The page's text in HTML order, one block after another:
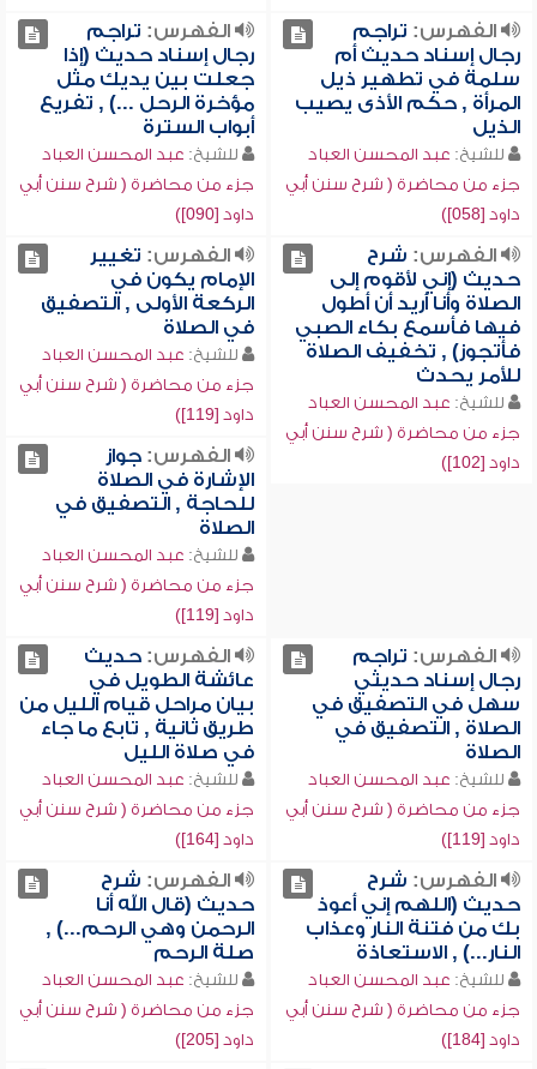
الفهرس: تراجم
رجال إسناد حديث أم
سلمة في تطهير ذيل
المرأة , حكم الأذى يصيب
الذيل
للشيخ: عبد المحسن العباد
جزء من محاضرة ( شرح سنن أبي
داود [058])
الفهرس: تراجم
رجال إسناد حديث (إذا
جعلت بين يديك مثل
مؤخرة الرحل ...) , تفريع
أبواب السترة
للشيخ: عبد المحسن العباد
جزء من محاضرة ( شرح سنن أبي
داود [090])
الفهرس: شرح
حديث (إني لأقوم إلى
الصلاة وأنا أريد أن أطول
فيها فأسمع بكاء الصبي
فأتجوز) , تخفيف الصلاة
للأمر يحدث
للشيخ: عبد المحسن العباد
جزء من محاضرة ( شرح سنن أبي
داود [102])
الفهرس: تغيير
الإمام يكون في
الركعة الأولى , التصفيق
في الصلاة
للشيخ: عبد المحسن العباد
جزء من محاضرة ( شرح سنن أبي
داود [119])
الفهرس:جواز
الإشارة في الصلاة
للحاجة , التصفيق في
الصلاة
للشيخ: عبد المحسن العباد
جزء من محاضرة ( شرح سنن أبي
داود [119])
الفهرس: تراجم
رجال إسناد حديثي
سهل في التصفيق في
الصلاة , التصفيق في
الصلاة
للشيخ: عبد المحسن العباد
جزء من محاضرة ( شرح سنن أبي
داود [119])
الفهرس:حديث
عائشة الطويل في
بيان مراحل قيام الليل من
طريق ثانية , تابع ما جاء
في صلاة الليل
للشيخ: عبد المحسن العباد
جزء من محاضرة ( شرح سنن أبي
داود [164])
الفهرس: شرح
حديث (اللهم إني أعوذ
بك من فتنة النار وعذاب
النار...) , الاستعاذة
للشيخ: عبد المحسن العباد
جزء من محاضرة ( شرح سنن أبي
داود [184])
الفهرس: شرح
حديث (قال الله أنا
الرحمن وهي الرحم...) ,
صلة الرحم
للشيخ: عبد المحسن العباد
جزء من محاضرة ( شرح سنن أبي
داود [205])